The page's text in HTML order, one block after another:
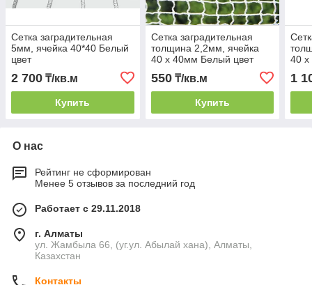
Сетка заградительная
5мм, ячейка 40*40 Белый
цвет
2 700 ₸/кв.м
Купить
Сетка заградительная
толщина 2,2мм, ячейка
40 х 40мм Белый цвет
550₸/кв.м
Купить
40
1
О нас
Рейтинг не сформирован
Менее 5 отзывов за последний год
Работает с 29.11.2018
г. Алматы
ул. Жамбыла 66, (уг.ул. Абылай хана), Алматы,
Казахстан
Контакты